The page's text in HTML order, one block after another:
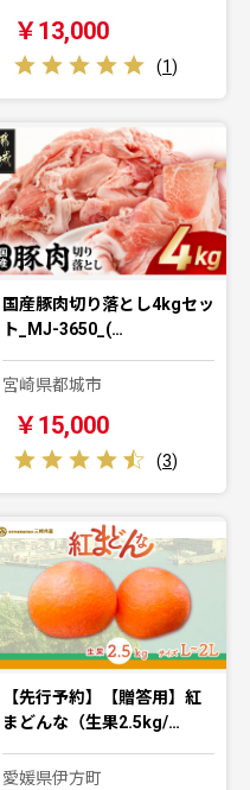
￥13,000
(1)
国産豚肉切り落とし4kgセッ
ト_MJ-3650_(…
宮崎県都城市
￥15,000
(3)
【先行予約】【贈答用】紅
まどんな（生果2.5kg/…
愛媛県伊方町